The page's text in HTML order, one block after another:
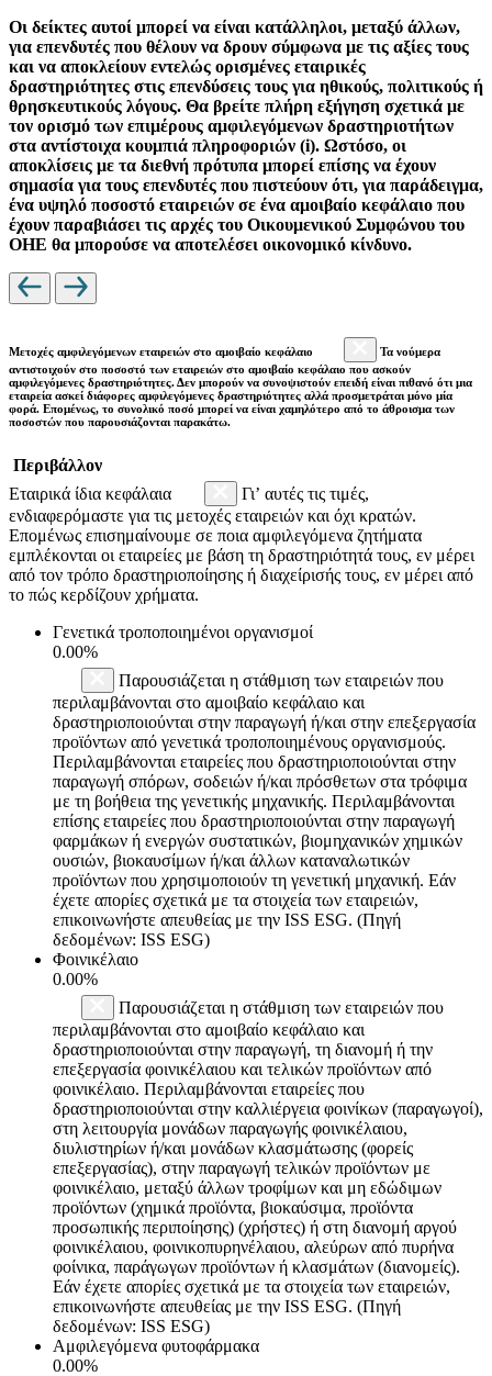
Οι δείκτες αυτοί μπορεί να είναι κατάλληλοι, μεταξύ άλλων,
για επενδυτές που θέλουν να δρουν σύμφωνα με τις αξίες τους
και να αποκλείουν εντελώς ορισμένες εταιρικές
δραστηριότητες στις επενδύσεις τους για ηθικούς, πολιτικούς ή
θρησκευτικούς λόγους. Θα βρείτε πλήρη εξήγηση σχετικά με
τον ορισμό των επιμέρους αμφιλεγόμενων δραστηριοτήτων
στα αντίστοιχα κουμπιά πληροφοριών (i). Ωστόσο, οι
αποκλίσεις με τα διεθνή πρότυπα μπορεί επίσης να έχουν
σημασία για τους επενδυτές που πιστεύουν ότι, για παράδειγμα,
ένα υψηλό ποσοστό εταιρειών σε ένα αμοιβαίο κεφάλαιο που
έχουν παραβιάσει τις αρχές του Οικουμενικού Συμφώνου του
ΟΗΕ θα μπορούσε να αποτελέσει οικονομικό κίνδυνο.
Μετοχές αμφιλεγόμενων εταιρειών στο αμοιβαίο κεφάλαιο
Τα νούμερα
αντιστοιχούν στο ποσοστό των εταιρειών στο αμοιβαίο κεφάλαιο που ασκούν
αμφιλεγόμενες δραστηριότητες. Δεν μπορούν να συνοψιστούν επειδή είναι πιθανό ότι μια
εταιρεία ασκεί διάφορες αμφιλεγόμενες δραστηριότητες αλλά προσμετράται μόνο μία
φορά. Επομένως, το συνολικό ποσό μπορεί να είναι χαμηλότερο από το άθροισμα των
ποσοστών που παρουσιάζονται παρακάτω.
Περιβάλλον
Εταιρικά ίδια κεφάλαια
Γι’ αυτές τις τιμές,
ενδιαφερόμαστε για τις μετοχές εταιρειών και όχι κρατών.
Επομένως επισημαίνουμε σε ποια αμφιλεγόμενα ζητήματα
εμπλέκονται οι εταιρείες με βάση τη δραστηριότητά τους, εν μέρει
από τον τρόπο δραστηριοποίησης ή διαχείρισής τους, εν μέρει από
το πώς κερδίζουν χρήματα.
Γενετικά τροποποιημένοι οργανισμοί
0.00%
Παρουσιάζεται η στάθμιση των εταιρειών που
περιλαμβάνονται στο αμοιβαίο κεφάλαιο και
δραστηριοποιούνται στην παραγωγή ή/και στην επεξεργασία
προϊόντων από γενετικά τροποποιημένους οργανισμούς.
Περιλαμβάνονται εταιρείες που δραστηριοποιούνται στην
παραγωγή σπόρων, σοδειών ή/και πρόσθετων στα τρόφιμα
με τη βοήθεια της γενετικής μηχανικής. Περιλαμβάνονται
επίσης εταιρείες που δραστηριοποιούνται στην παραγωγή
φαρμάκων ή ενεργών συστατικών, βιομηχανικών χημικών
ουσιών, βιοκαυσίμων ή/και άλλων καταναλωτικών
προϊόντων που χρησιμοποιούν τη γενετική μηχανική. Εάν
έχετε απορίες σχετικά με τα στοιχεία των εταιρειών,
επικοινωνήστε απευθείας με την ISS ESG. (Πηγή
δεδομένων: ISS ESG)
Φοινικέλαιο
0.00%
Παρουσιάζεται η στάθμιση των εταιρειών που
περιλαμβάνονται στο αμοιβαίο κεφάλαιο και
δραστηριοποιούνται στην παραγωγή, τη διανομή ή την
επεξεργασία φοινικέλαιου και τελικών προϊόντων από
φοινικέλαιο. Περιλαμβάνονται εταιρείες που
δραστηριοποιούνται στην καλλιέργεια φοινίκων (παραγωγοί),
στη λειτουργία μονάδων παραγωγής φοινικέλαιου,
διυλιστηρίων ή/και μονάδων κλασμάτωσης (φορείς
επεξεργασίας), στην παραγωγή τελικών προϊόντων με
φοινικέλαιο, μεταξύ άλλων τροφίμων και μη εδώδιμων
προϊόντων (χημικά προϊόντα, βιοκαύσιμα, προϊόντα
προσωπικής περιποίησης) (χρήστες) ή στη διανομή αργού
φοινικέλαιου, φοινικοπυρηνέλαιου, αλεύρων από πυρήνα
φοίνικα, παράγωγων προϊόντων ή κλασμάτων (διανομείς).
Εάν έχετε απορίες σχετικά με τα στοιχεία των εταιρειών,
επικοινωνήστε απευθείας με την ISS ESG. (Πηγή
δεδομένων: ISS ESG)
Αμφιλεγόμενα φυτοφάρμακα
0.00%